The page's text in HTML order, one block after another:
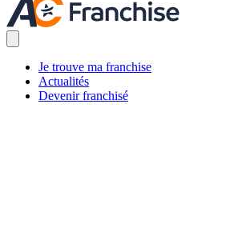
Je trouve ma franchise
Actualités
Devenir franchisé